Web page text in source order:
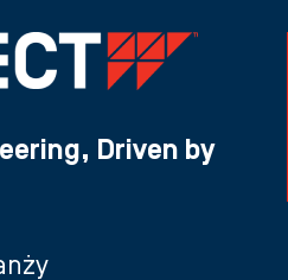
Driven by